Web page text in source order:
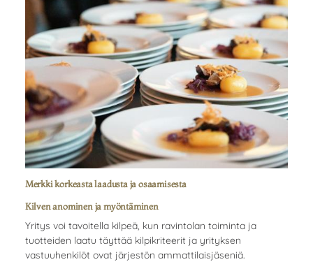
Merkki korkeasta laadusta ja osaamisesta
Kilven anominen ja myöntäminen
Yritys voi tavoitella kilpeä, kun ravintolan toiminta ja
tuotteiden laatu täyttää kilpikriteerit ja yrityksen
vastuuhenkilöt ovat järjestön ammattilaisjäseniä.